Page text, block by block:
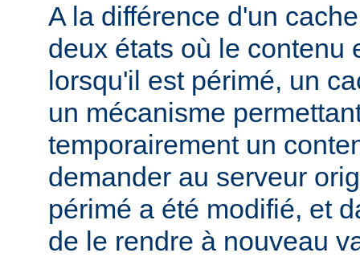
A la différence d'un
deux états où le contenu
lorsqu'il est périmé, un
un mécanisme
temporairement un
demander au serveur
périmé a été modifié, et
de le rendre à nouveau